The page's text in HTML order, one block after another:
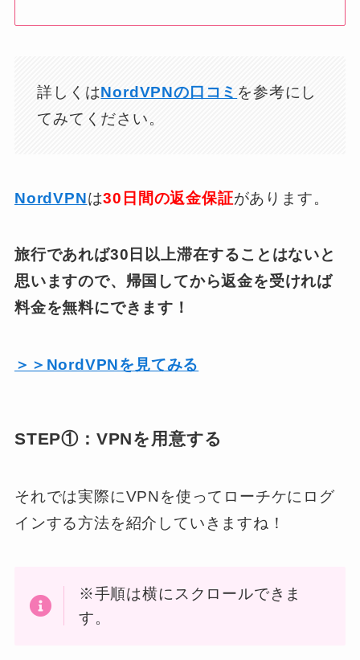
詳しくはNordVPNの口コミ を参考にし
てみてください。
NordVPNは30日間の返金保証があります。
旅行であれば30日以上滞在することはないと
思いますので、帰国してから返金を受ければ
料金を無料にできます！
＞＞NordVPNを見てみる
STEP①：VPNを用意する
それでは実際にVPNを使ってローチケにログ
インする方法を紹介していきますね！
※手順は横にスクロールできま
す。